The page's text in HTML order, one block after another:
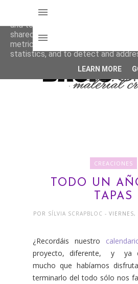
CREACIONES
TODO UN
TAPAS
POR SÍLVIA SCRAPBLOC-
¿Recordáis nuestro
proyecto, diferente, y ya
mucho que habíamos
terminarlo del todo sólo nos
This site uses cookies from
and to analyze traffic. Your IP
shared with Google along with
metrics to ensure quality of
statistics, and to detect and
LEARN MORE